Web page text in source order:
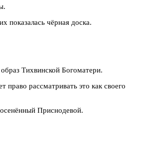
показалась чёрная доска.
Тихвинской Богоматери.
право рассматривать это как своего
Приснодевой.